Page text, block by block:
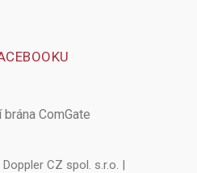
CZ spol. s.r.o. |